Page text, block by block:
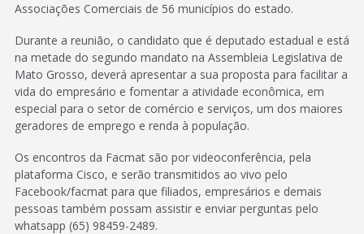
Associações Comerciais de 56 municípios do estado.
Durante a reunião, o candidato que é deputado estadual e está
na metade do segundo mandato na Assembleia Legislativa de
Mato Grosso, deverá apresentar a sua proposta para facilitar a
vida do empresário e fomentar a atividade econômica, em
especial para o setor de comércio e serviços, um dos maiores
geradores de emprego e renda à população.
Os encontros da Facmat são por videoconferência, pela
plataforma Cisco, e serão transmitidos ao vivo pelo
Facebook/facmat para que filiados, empresários e demais
pessoas também possam assistir e enviar perguntas pelo
whatsapp (65) 98459-2489.